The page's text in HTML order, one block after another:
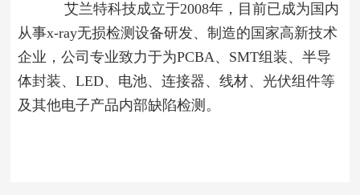
艾兰特科技成立于2008年，目前已成为国内
从事x-ray无损检测设备研发、制造的国家高新技术
企业，公司专业致力于为PCBA、SMT组装、半导
体封装、LED、电池、连接器、线材、光伏组件等
及其他电子产品内部缺陷检测。